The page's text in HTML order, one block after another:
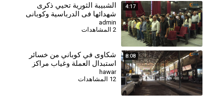
4:17
⁣الشبيبة الثورية تحيي ذكرى
شهدائها في الدرباسية وكوباني
وتؤكد مواصلة مسيرة النضال-
كوباني
admin
2 المشاهدات
8:08
شكاوى في كوباني من خسائر
استبدال العملة وغياب مراكز
الصرف
hawar
12 المشاهدات